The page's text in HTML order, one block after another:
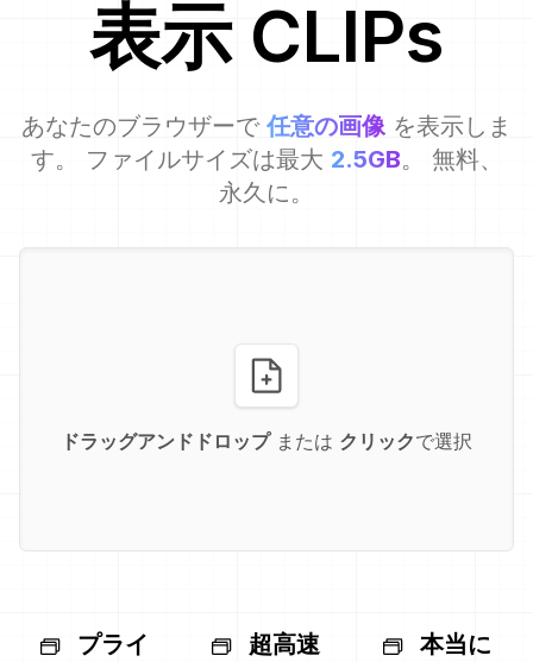
表示 CLIPs
あなたのブラウザーで 任意の画像 を表示しま
す。 ファイルサイズは最大 2.5GB。 無料、
永久に。
ドラッグアンドドロップ または クリックで選択
プライ
超高速
本当に